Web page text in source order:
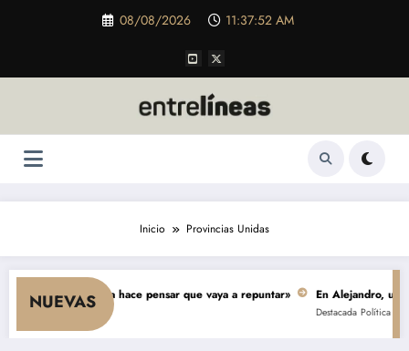
08/08/2026 11:37:53 AM
Inicio Provincias Unidas
NUEVAS
y nada hace pensar que vaya a repuntar» En Alejandro, una obra
Política